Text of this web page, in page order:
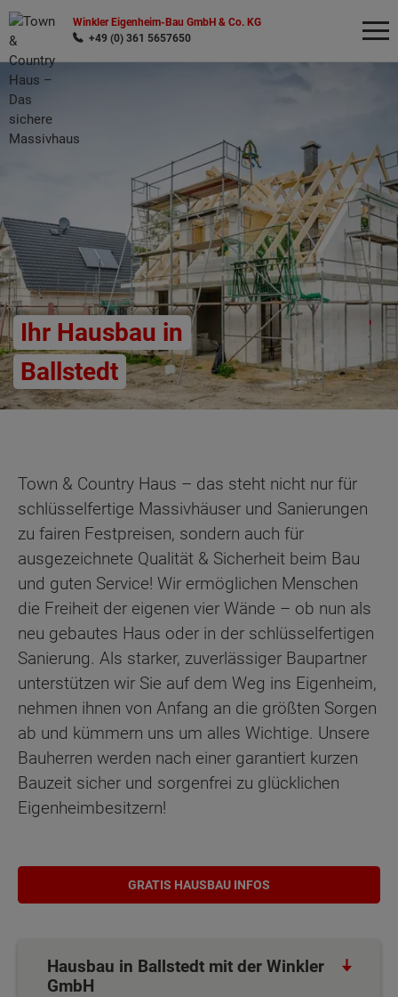
Winkler Eigenheim-Bau GmbH & Co. KG
+49 (0) 361 5657650
Ihr Hausbau in
Ballstedt
Town & Country Haus – das steht nicht nur für
schlüsselfertige Massivhäuser und Sanierungen
zu fairen Festpreisen, sondern auch für
ausgezeichnete Qualität & Sicherheit beim Bau
und guten Service! Wir ermöglichen Menschen
die Freiheit der eigenen vier Wände – ob nun als
neu gebautes Haus oder in der schlüsselfertigen
Sanierung. Als starker, zuverlässiger Baupartner
unterstützen wir Sie auf dem Weg ins Eigenheim,
nehmen ihnen von Anfang an die größten Sorgen
ab und kümmern uns um alles Wichtige. Unsere
Bauherren werden nach einer garantiert kurzen
Bauzeit sicher und sorgenfrei zu glücklichen
Eigenheimbesitzern!
GRATIS HAUSBAU INFOS
Hausbau in Ballstedt mit der Winkler
GmbH
Wonach möchten Sie suchen?